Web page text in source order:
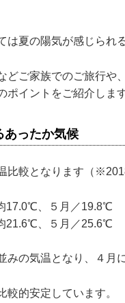
は夏の陽気が感じられ
どご家族でのご旅行や
ポイントをご紹介しま
あったか気候
比較となります（
17.0℃、５月／19.8℃
21.6℃、５月／25.6℃
みの気温となり、４
的安定しています。